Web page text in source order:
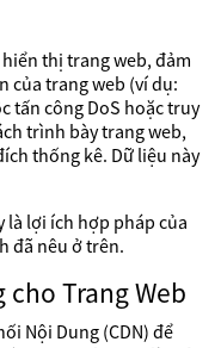
thị trang web, đảm
của trang web (ví dụ:
tấn công DoS hoặc truy
trình bày trang web,
thống kê. Dữ liệu này
là lợi ích hợp pháp của
đã nêu ở trên.
cho Trang Web
Nội Dung (CDN) để